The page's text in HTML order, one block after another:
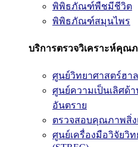
พิพิธภัณฑ์พืชมีชีวิต
พิพิธภัณฑ์สมุนไพร
บริการตรวจวิเคราะห์คุณ
ศูนย์วิทยาศาสตร์ฮา
ศูนย์ความเป็นเลิศด้
อันตราย
ตรวจสอบคุณภาพสิ่
ศูนย์เครื่องมือวิจัยวิ